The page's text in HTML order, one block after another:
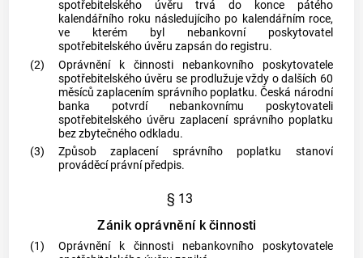
spotřebitelského úvěru trvá do konce pátého
kalendářního roku následujícího po kalendářním roce,
ve kterém byl nebankovní poskytovatel
spotřebitelského úvěru zapsán do registru.
(2)
Oprávnění k činnosti nebankovního poskytovatele
spotřebitelského úvěru se prodlužuje vždy o dalších 60
měsíců zaplacením správního poplatku. Česká národní
banka potvrdí nebankovnímu poskytovateli
spotřebitelského úvěru zaplacení správního poplatku
bez zbytečného odkladu.
(3)
Způsob zaplacení správního poplatku stanoví
prováděcí právní předpis.
§ 13
Zánik oprávnění k činnosti
(1) Oprávnění k činnosti nebankovního poskytovatele